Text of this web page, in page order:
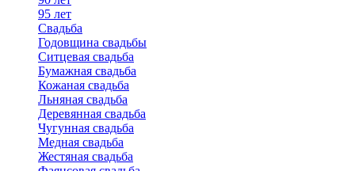
95 лет
Свадьба
Годовщина свадьбы
Ситцевая свадьба
Бумажная свадьба
Кожаная свадьба
Льняная свадьба
Деревянная свадьба
Чугунная свадьба
Медная свадьба
Жестяная свадьба